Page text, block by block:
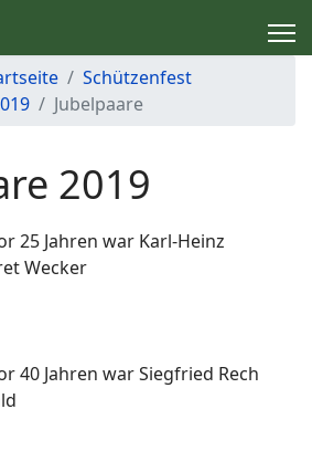
Schützenfest
Jubelpaare
2019
25 Jahren war Karl-Heinz
Wecker
40 Jahren war Siegfried Rech